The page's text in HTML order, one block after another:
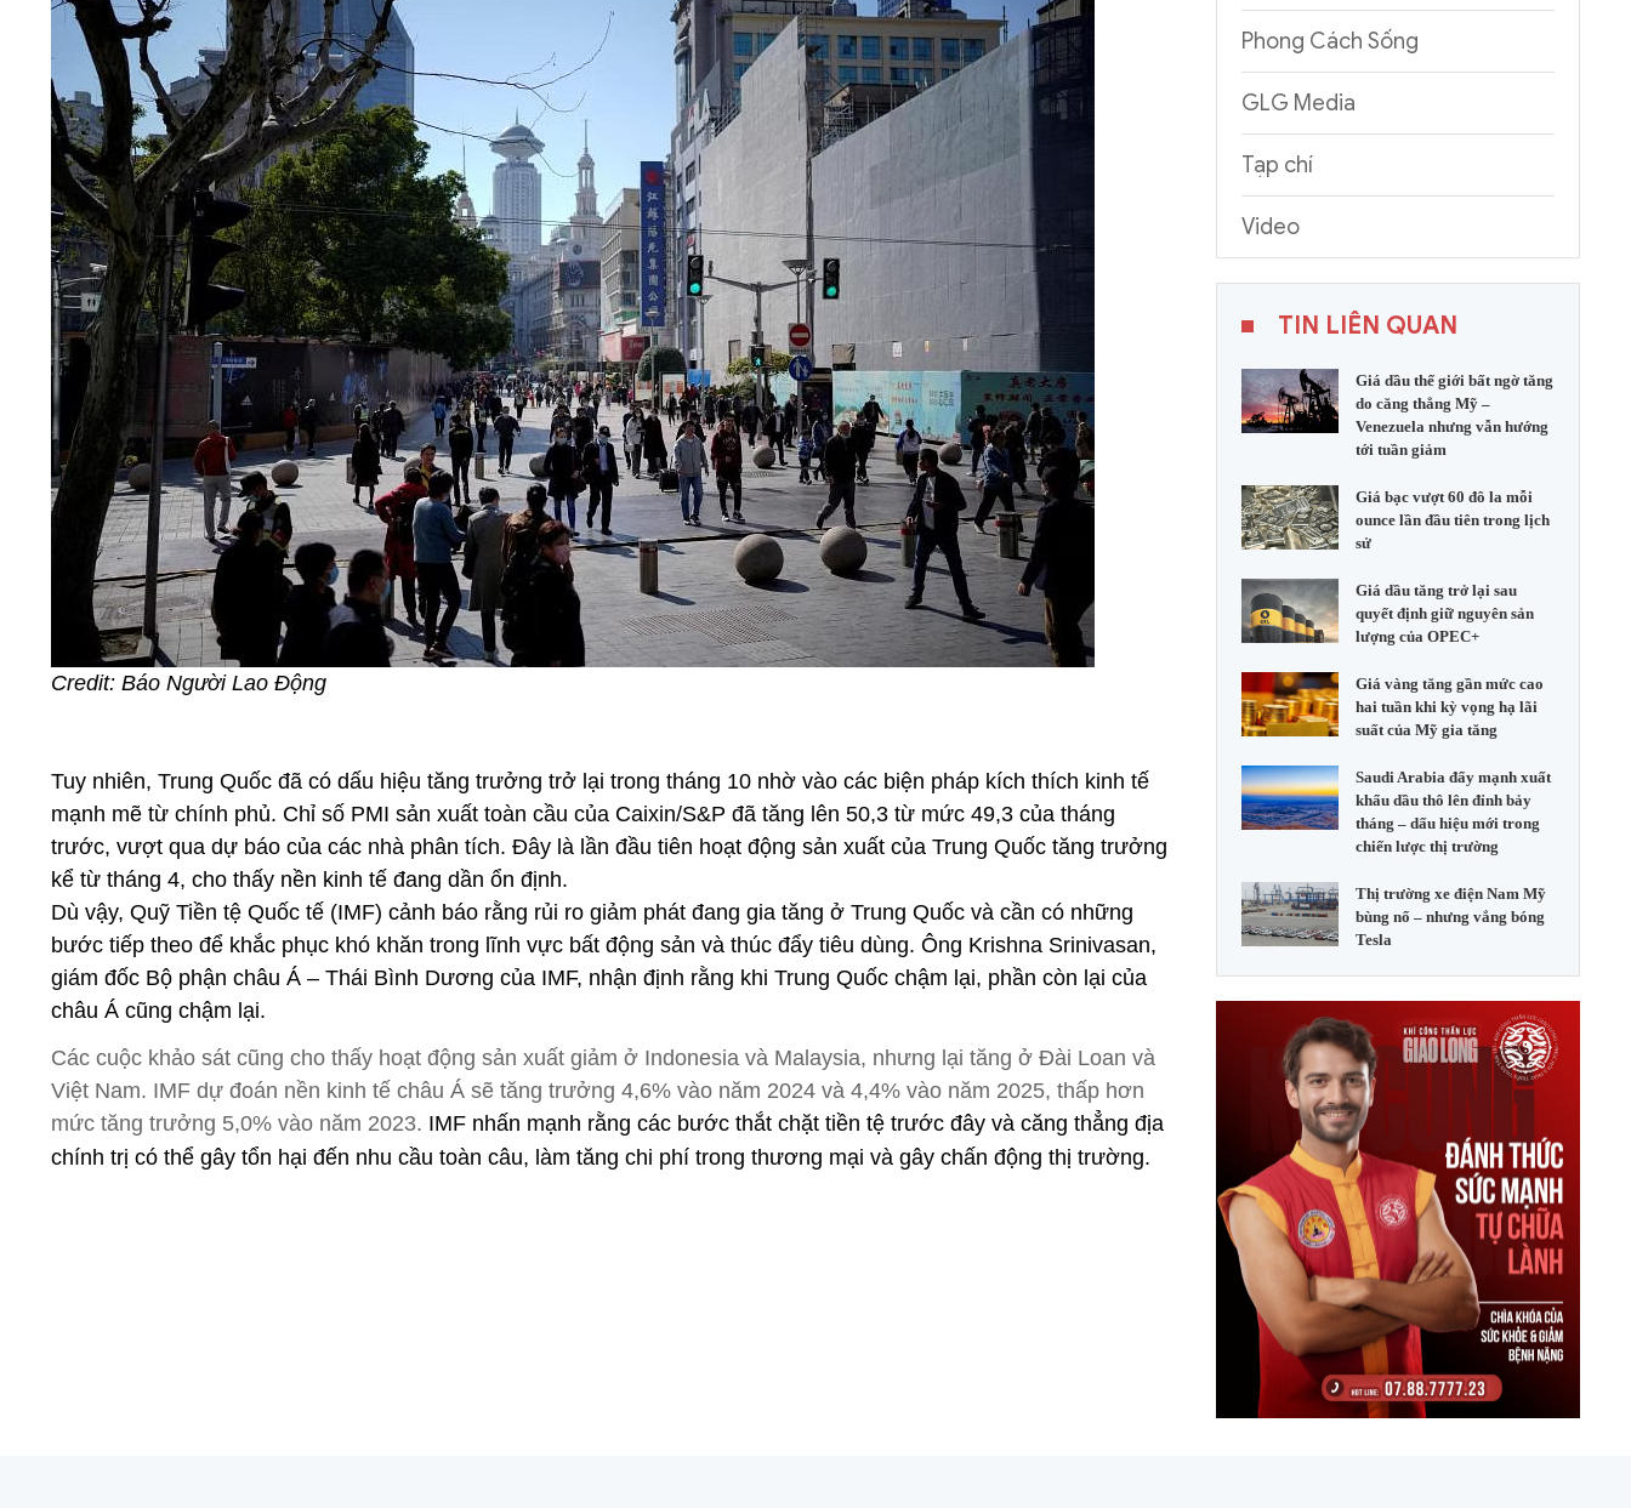
Credit: Báo Người Lao Động
Tuy nhiên, Trung Quốc đã có dấu hiệu tăng trưởng trở lại trong tháng 10 nhờ vào các biện pháp kích thích kinh tế
mạnh mẽ từ chính phủ. Chỉ số PMI sản xuất toàn cầu của Caixin/S&P đã tăng lên 50,3 từ mức 49,3 của tháng
trước, vượt qua dự báo của các nhà phân tích. Đây là lần đầu tiên hoạt động sản xuất của Trung Quốc tăng trưởng
kể từ tháng 4, cho thấy nền kinh tế đang dần ổn định.
Dù vậy, Quỹ Tiền tệ Quốc tế (IMF) cảnh báo rằng rủi ro giảm phát đang gia tăng ở Trung Quốc và cần có những
bước tiếp theo để khắc phục khó khăn trong lĩnh vực bất động sản và thúc đẩy tiêu dùng. Ông Krishna Srinivasan,
giám đốc Bộ phận châu Á – Thái Bình Dương của IMF, nhận định rằng khi Trung Quốc chậm lại, phần còn lại của
châu Á cũng chậm lại.
Các cuộc khảo sát cũng cho thấy hoạt động sản xuất giảm ở Indonesia và Malaysia, nhưng lại tăng ở Đài Loan và
Việt Nam. IMF dự đoán nền kinh tế châu Á sẽ tăng trưởng 4,6% vào năm 2024 và 4,4% vào năm 2025, thấp hơn
mức tăng trưởng 5,0% vào năm 2023. IMF nhấn mạnh rằng các bước thắt chặt tiền tệ trước đây và căng thẳng địa
chính trị có thể gây tổn hại đến nhu cầu toàn câu, làm tăng chi phí trong thương mại và gây chấn động thị trường.
Phong Cách Sống
GLG Media
Tạp chí
Video
TIN LIÊN QUAN
Giá dầu thế giới bất ngờ tăng
do căng thẳng Mỹ –
Venezuela nhưng vẫn hướng
tới tuần giảm
Giá bạc vượt 60 đô la mỗi
ounce lần đầu tiên trong lịch
sử
Giá dầu tăng trở lại sau
quyết định giữ nguyên sản
lượng của OPEC+
Giá vàng tăng gần mức cao
hai tuần khi kỳ vọng hạ lãi
suất của Mỹ gia tăng
Saudi Arabia đẩy mạnh xuất
khẩu dầu thô lên đỉnh bảy
tháng – dấu hiệu mới trong
chiến lược thị trường
Thị trường xe điện Nam Mỹ
bùng nổ – nhưng vắng bóng
Tesla